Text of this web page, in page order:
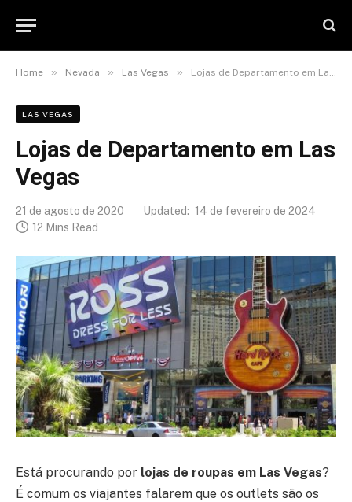
Home » Nevada » Las Vegas » Lojas de Departamento em Las Vegas
LAS VEGAS
Lojas de Departamento em Las
Vegas
21 de agosto de 2020 Updated: 14 de fevereiro de 2024
12 Mins Read
Está procurando por lojas de roupas em Las Vegas?
É comum os viajantes falarem que os outlets são os